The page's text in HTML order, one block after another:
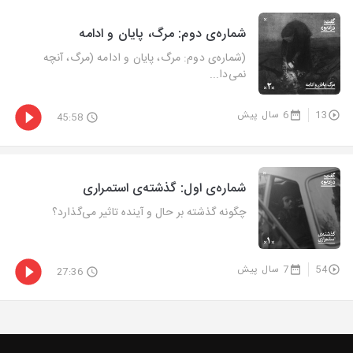
شماره‌ی دوم: مرگ، پایان و ادامه
(شماره‌ی دوم: مرگ، پایان و ادامه (مرگ، آنچه
نمی‌دا...
13 6 سال پیش 45:58
شماره‌ی اول: گذشته‌ی استمراری
چگونه گذشته بر حال و آینده تاثیر می‌گذارد؟
54 7 سال پیش 27:36